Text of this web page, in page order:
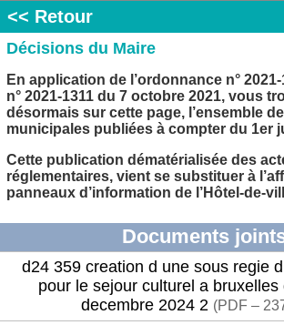
<< Retour
Décisions du Maire
En application de l’ordonnance n°
n° 2021-1311 du 7 octobre 2021, vous
désormais sur cette page, l’ensemble
municipales publiées à compter du 1er
Cette publication dématérialisée des
réglementaires, vient se substituer à
panneaux d’information de l’Hôtel-de-
Documents
d24 359 creation d une sous regie
pour le sejour culturel a bruxelles
decembre 2024 2 (PDF –